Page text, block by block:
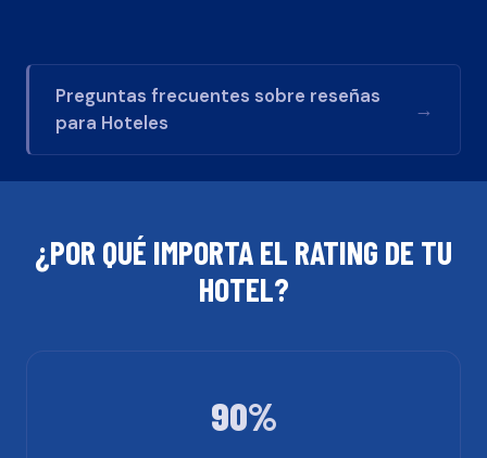
Preguntas frecuentes sobre reseñas
para Hoteles
→
¿POR QUÉ IMPORTA EL RATING DE TU
HOTEL?
90%